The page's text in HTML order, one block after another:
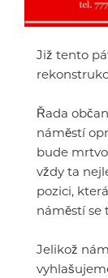
Již tento
Řada
náměstí
bude
vždy ta
pozici,
náměstí se
Jelikož